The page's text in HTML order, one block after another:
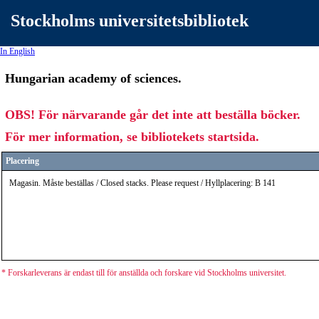
Stockholms universitetsbibliotek
In English
Hungarian academy of sciences.
OBS! För närvarande går det inte att beställa böcker.
För mer information, se bibliotekets startsida.
Placering
Magasin. Måste beställas / Closed stacks. Please request / Hyllplacering: B 141
* Forskarleverans är endast till för anställda och forskare vid Stockholms universitet.